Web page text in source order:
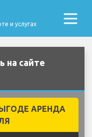
и услугах
на сайте
АРЕНДА